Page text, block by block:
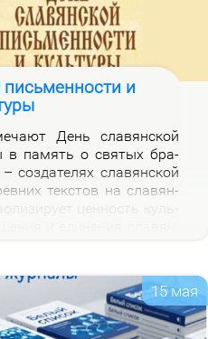
и
День сла­вян­ской
в па­мять о свя­тых бра­
со­зда­те­лях сла­вян­ской
тек­стов на сла­вян­
15 мая